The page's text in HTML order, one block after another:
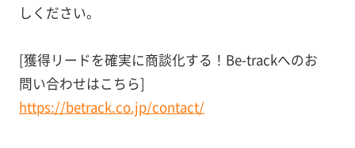
しください。
[獲得リードを確実に商談化する！Be-trackへのお
問い合わせはこちら]
https://betrack.co.jp/contact/